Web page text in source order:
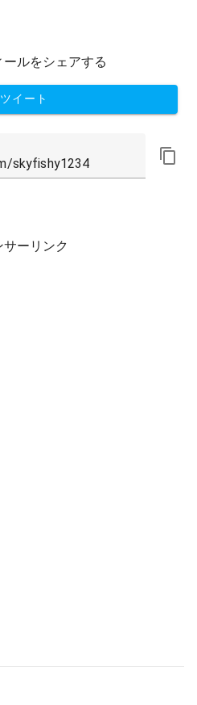
ールをシェアする
ツイート
サーリンク